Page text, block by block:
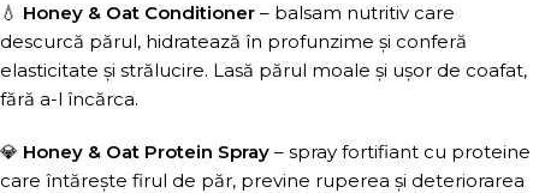
💧 Honey & Oat Conditioner – balsam nutritiv care
descurcă părul, hidratează în profunzime și conferă
elasticitate și strălucire. Lasă părul moale și ușor de coafat,
fără a-l încărca.
💎 Honey & Oat Protein Spray – spray fortifiant cu proteine
care întărește firul de păr, previne ruperea și deteriorarea